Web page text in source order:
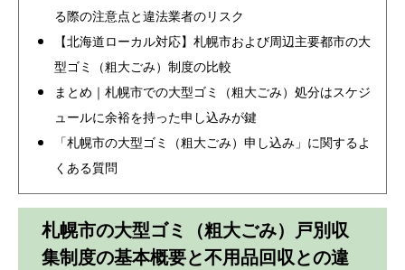
る際の注意点と違法業者のリスク
【北海道ローカル対応】札幌市および周辺主要都市の大
型ゴミ（粗大ごみ）制度の比較
まとめ｜札幌市での大型ゴミ（粗大ごみ）処分はスケジ
ュールに余裕を持った申し込みが鍵
「札幌市の大型ゴミ（粗大ごみ）申し込み」に関するよ
くある質問
札幌市の大型ゴミ（粗大ごみ）戸別収
集制度の基本概要と不用品回収との違